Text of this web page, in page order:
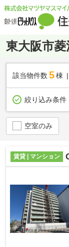
東大阪市
該当物件数 5棟
絞り込み条件
空室のみ
賃貸 | マンション